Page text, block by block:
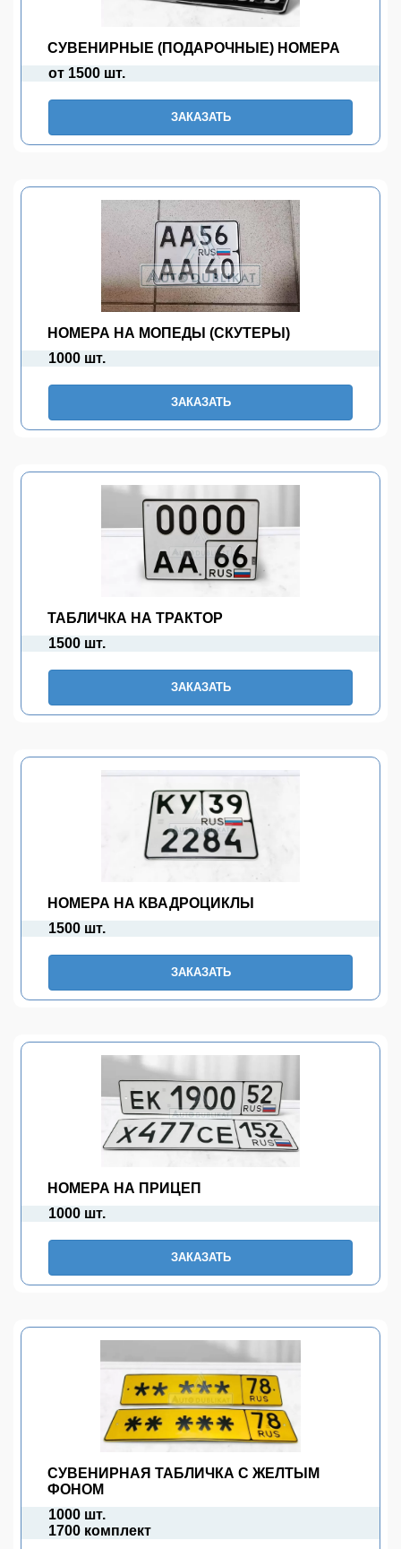
СУВЕНИРНЫЕ (ПОДАРОЧНЫЕ) НОМЕРА
от 1500 шт.
ЗАКАЗАТЬ
НОМЕРА НА МОПЕДЫ (СКУТЕРЫ)
1000 шт.
ЗАКАЗАТЬ
ТАБЛИЧКА НА ТРАКТОР
1500 шт.
ЗАКАЗАТЬ
НОМЕРА НА КВАДРОЦИКЛЫ
1500 шт.
ЗАКАЗАТЬ
НОМЕРА НА ПРИЦЕП
1000 шт.
ЗАКАЗАТЬ
СУВЕНИРНАЯ ТАБЛИЧКА С ЖЕЛТЫМ
ФОНОМ
1000 шт.
1700 комплект